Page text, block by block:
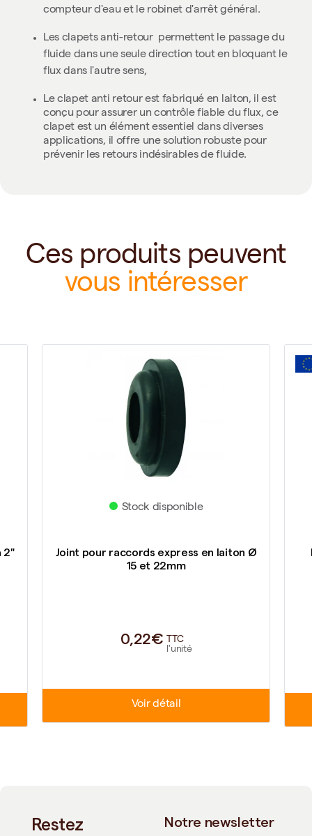
compteur d'eau et le robinet d'arrêt général.
Les clapets anti-retour permettent le passage du
fluide dans une seule direction tout en bloquant le
flux dans l'autre sens,
Le clapet anti retour est fabriqué en laiton, il est
conçu pour assurer un contrôle fiable du flux, ce
clapet est un élément essentiel dans diverses
applications, il offre une solution robuste pour
prévenir les retours indésirables de fluide.
Ces produits peuvent
vous intéresser
2"
Stock disponible
Joint pour raccords express en laiton Ø
15 et 22mm
0,22€ TTC
l'unité
Voir détail
Restez
Notre newsletter